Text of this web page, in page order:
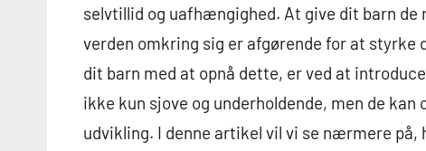
selvtillid og uafhængighed. At give dit barn
verden omkring sig er afgørende for at styrke
dit barn med at opnå dette, er ved at
ikke kun sjove og underholdende, men de
udvikling. I denne artikel vil vi se nærmere på,